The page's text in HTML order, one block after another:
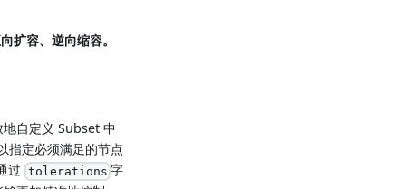
扩容、逆向缩容。
自定义 Subset 中
指定必须满足的节点
过 tolerations 字